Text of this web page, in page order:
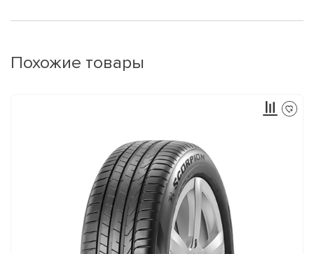
Похожие товары